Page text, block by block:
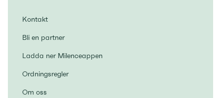
Kontakt
Bli en partner
Ladda ner Milenceappen
Ordningsregler
Om oss